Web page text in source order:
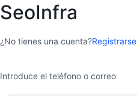
SeoInfra
¿No tienes una cuenta?Registrarse
Introduce el teléfono o correo